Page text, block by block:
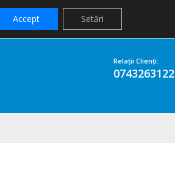
Relaţii Clienţi:
0743263122
Accept Setări